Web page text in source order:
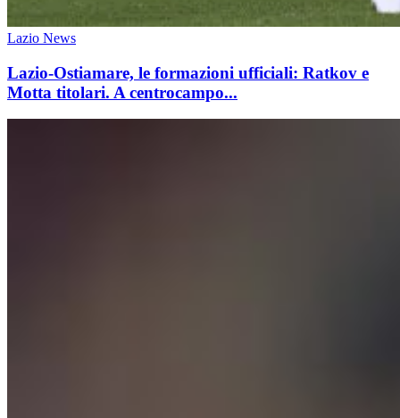
Lazio News
Lazio-Ostiamare, le formazioni ufficiali: Ratkov e
Motta titolari. A centrocampo...